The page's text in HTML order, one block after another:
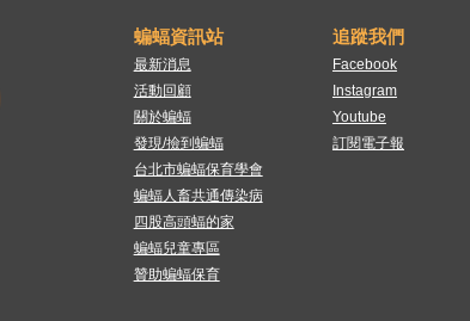
蝙蝠資訊站
最新消息
活動回顧
關於蝙蝠
發現/撿到蝙蝠
台北市蝙蝠保育學會
蝙蝠人畜共通傳染病
四股高頭蝠的家
蝙蝠兒童專區
贊助蝙蝠保育
追蹤我們
Facebook
Instagram
Youtube
訂閱電子報